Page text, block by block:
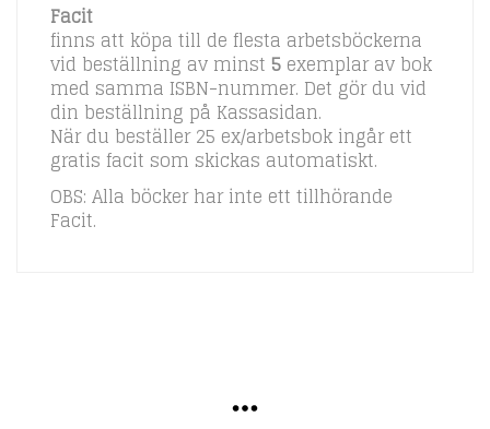
Facit
finns att köpa till de flesta arbetsböckerna
vid beställning av minst 5 exemplar av bok
med samma ISBN-nummer. Det gör du vid
din beställning på Kassasidan.
När du beställer 25 ex/arbetsbok ingår ett
gratis facit som skickas automatiskt.
OBS: Alla böcker har inte ett tillhörande
Facit.